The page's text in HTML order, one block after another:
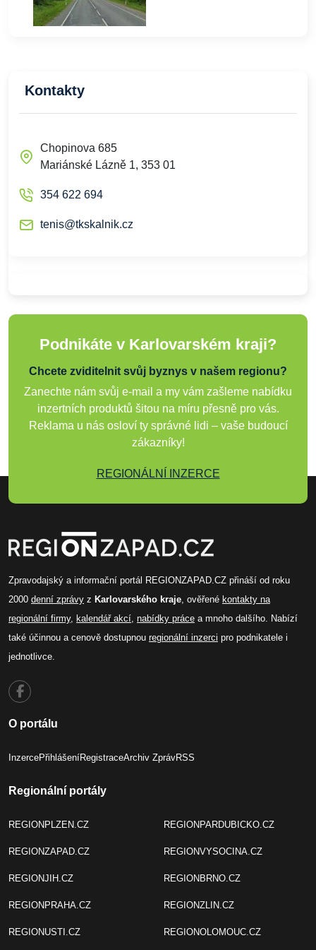
Kontakty
Chopinova 685
Mariánské Lázně 1, 353 01
354 622 694
tenis@tkskalnik.cz
Podnikáte v Karlovarském kraji?
Chcete zviditelnit svůj byznys v našem regionu?
Zanechte nám svůj e-mail a my vám zašleme nabídku
inzertních produktů šitou na míru přesně pro vás.
Reklama u nás osloví ty správné lidi – vaše budoucí
zákazníky!
REGIONÁLNÍ INZERCE
Zpravodajský a informační portál REGIONZAPAD.CZ přináší od roku
2000 denní zprávy z Karlovarského kraje, ověřené kontakty na
regionální firmy, kalendář akcí, nabídky práce a mnoho dalšího. Nabízí
také účinnou a cenově dostupnou regionální inzerci pro podnikatele i
jednotlivce.
O portálu
InzercePřihlášeníRegistraceArchiv ZprávRSS
Regionální portály
REGIONPLZEN.CZ
REGIONZAPAD.CZ
REGIONJIH.CZ
REGIONPRAHA.CZ
REGIONUSTI.CZ
REGIONPARDUBICKO.CZ
REGIONVYSOCINA.CZ
REGIONBRNO.CZ
REGIONZLIN.CZ
REGIONOLOMOUC.CZ